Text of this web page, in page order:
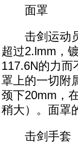
面罩
击剑运动员
超过2.lmm，
117.6N的力而
罩上的一切附
颈下20mm，
稍大）。面罩
击剑手套